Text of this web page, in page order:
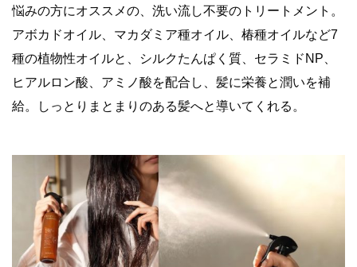
悩みの方にオススメの、洗い流し不要のトリートメント。
アボカドオイル、マカダミア種オイル、椿種オイルなど7
種の植物性オイルと、シルクたんぱく質、セラミドNP、
ヒアルロン酸、アミノ酸を配合し、髪に栄養と潤いを補
給。しっとりまとまりのある髪へと導いてくれる。